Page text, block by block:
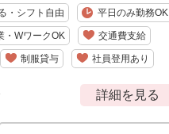
・シフト自由 平日のみ勤務OK
・WワークOK 交通費支給
制服貸与 社員登用あり
詳細を見る